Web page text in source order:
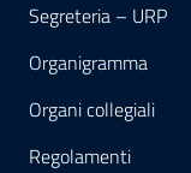
Segreteria – URP
Organigramma
Organi collegiali
Regolamenti